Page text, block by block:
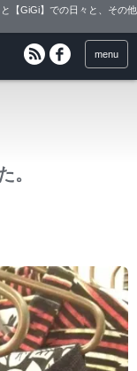
【GiGi】での日々と、その他
menu
。